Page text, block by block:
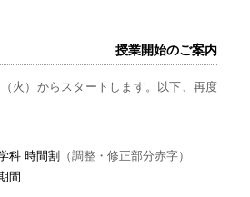
授業開始のご案内
火）からスタートします。以下、再度
科 時間割 （調整・修正部分赤字）
間